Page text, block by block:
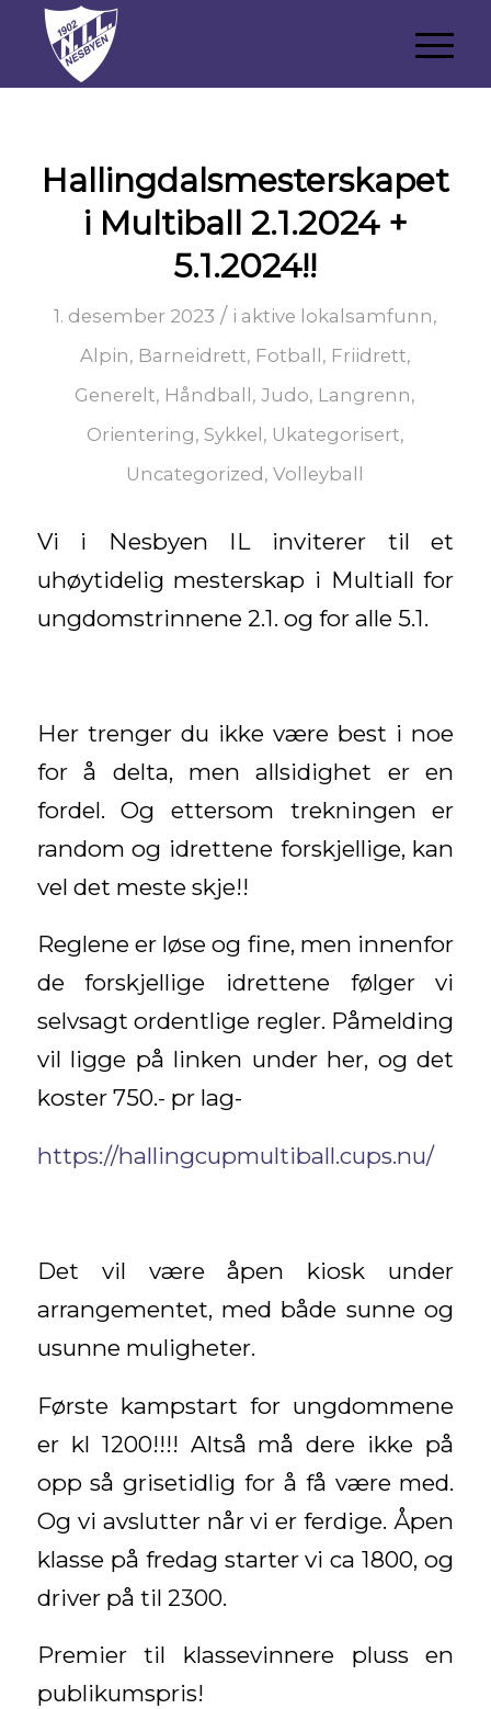
Hallingdalsmesterskapet
i Multiball 2.1.2024 +
5.1.2024!!
1. desember 2023 / i aktive lokalsamfunn,
Alpin, Barneidrett, Fotball , Friidrett,
Generelt, Håndball ,Judo, Langrenn,
Orientering, Sykkel , Ukategorisert,
Uncategorized ,Volleyball
Vi i Nesbyen IL inviterer til et
uhøytidelig mesterskap i Multiall for
ungdomstrinnene 2.1. og for alle 5.1.
Her trenger du ikke være best i noe
for å delta, men allsidighet er en
fordel. Og ettersom trekningen er
random og idrettene forskjellige, kan
vel det meste skje!!
Reglene er løse og fine, men innenfor
de forskjellige idrettene følger vi
selvsagt ordentlige regler. Påmelding
vil ligge på linken under her, og det
koster 750.- pr lag-
https://hallingcupmultiball.cups.nu/
Det vil være åpen kiosk under
arrangementet, med både sunne og
usunne muligheter.
Første kampstart for ungdommene
er kl 1200!!!! Altså må dere ikke på
opp så grisetidlig for å få være med.
Og vi avslutter når vi er ferdige. Åpen
klasse på fredag starter vi ca 1800, og
driver på til 2300.
Premier til klassevinnere pluss en
publikumspris!